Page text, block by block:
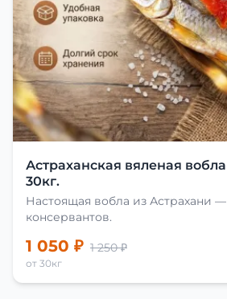
Астраханская вяленая
30кг.
Настоящая вобла из Астрахани
консервантов.
1 050 ₽ 1 250 ₽
от 30кг